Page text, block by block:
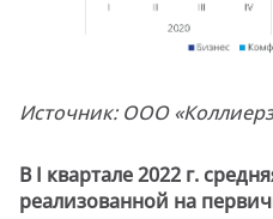
Источник: ООО
В I квартале 2022 г.
реализованной на